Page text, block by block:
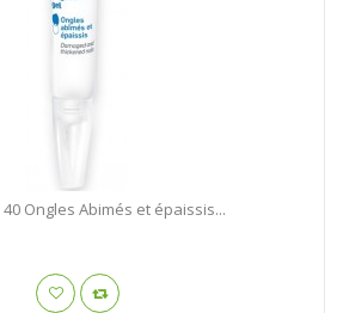
40 Ongles Abimés et épaissis...